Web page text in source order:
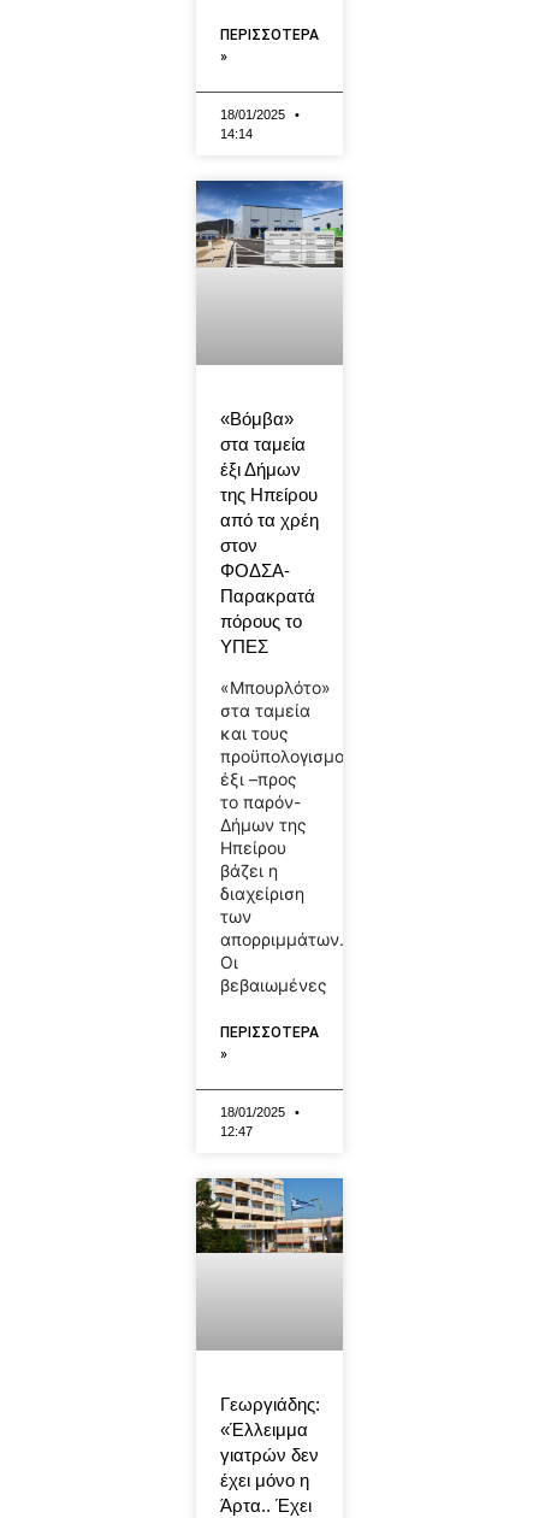
ΠΕΡΙΣΣΟΤΕΡΑ
»
18/01/2025
14:14
«Βόμβα»
στα ταμεία
έξι Δήμων
της Ηπείρου
από τα χρέη
στον
ΦΟΔΣΑ-
Παρακρατά
πόρους το
ΥΠΕΣ
«Μπουρλότο»
στα ταμεία
και τους
προϋπολογισμούς
έξι –προς
το παρόν-
Δήμων της
Ηπείρου
βάζει η
διαχείριση
των
απορριμμάτων.
Οι
βεβαιωμένες
ΠΕΡΙΣΣΟΤΕΡΑ
»
18/01/2025
12:47
Γεωργιάδης:
«Έλλειμμα
γιατρών δεν
έχει μόνο η
Άρτα.. Έχει